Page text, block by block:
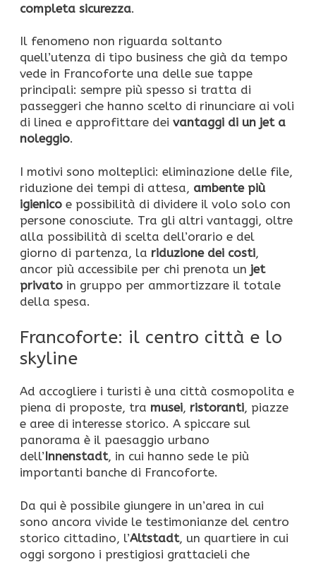
completa sicurezza.
Il fenomeno non riguarda soltanto
quell’utenza di tipo business che già da tempo
vede in Francoforte una delle sue tappe
principali: sempre più spesso si tratta di
passeggeri che hanno scelto di rinunciare ai voli
di linea e approfittare dei vantaggi di un jet a
noleggio.
I motivi sono molteplici: eliminazione delle file,
riduzione dei tempi di attesa, ambente più
igienico e possibilità di dividere il volo solo con
persone conosciute. Tra gli altri vantaggi, oltre
alla possibilità di scelta dell’orario e del
giorno di partenza, la riduzione dei costi,
ancor più accessibile per chi prenota un jet
privato in gruppo per ammortizzare il totale
della spesa.
Francoforte: il centro città e lo
skyline
Ad accogliere i turisti è una città cosmopolita e
piena di proposte, tra musei, ristoranti, piazze
e aree di interesse storico. A spiccare sul
panorama è il paesaggio urbano
dell’Innenstadt, in cui hanno sede le più
importanti banche di Francoforte.
Da qui è possibile giungere in un’area in cui
sono ancora vivide le testimonianze del centro
storico cittadino, l’Altstadt, un quartiere in cui
oggi sorgono i prestigiosi grattacieli che